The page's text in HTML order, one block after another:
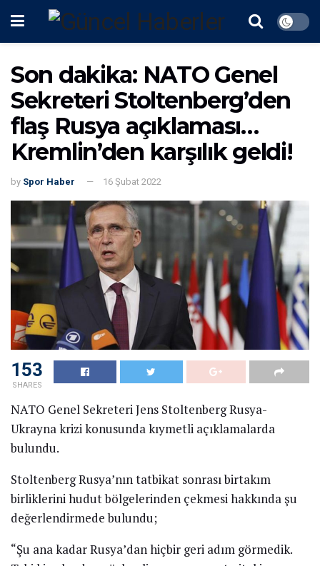
Son dakika: NATO Genel
Sekreteri Stoltenberg’den
flaş Rusya açıklaması…
Kremlin’den karşılık geldi!
by Spor Haber 16 Şubat 2022
153
SHARES
NATO Genel Sekreteri Jens Stoltenberg Rusya-
Ukrayna krizi konusunda kıymetli açıklamalarda
bulundu.
Stoltenberg Rusya’nın tatbikat sonrası birtakım
birliklerini hudut bölgelerinden çekmesi hakkında şu
değerlendirmede bulundu;
“Şu ana kadar Rusya’dan hiçbir geri adım görmedik.